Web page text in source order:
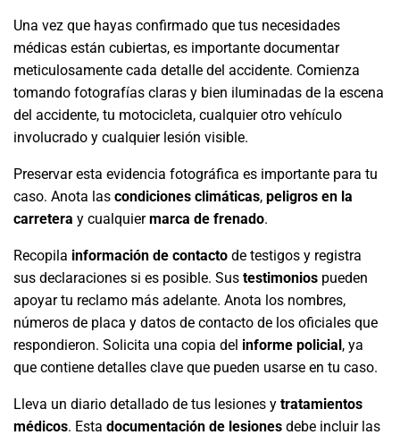
Una vez que hayas confirmado que tus necesidades
médicas están cubiertas, es importante documentar
meticulosamente cada detalle del accidente. Comienza
tomando fotografías claras y bien iluminadas de la escena
del accidente, tu motocicleta, cualquier otro vehículo
involucrado y cualquier lesión visible.
Preservar esta evidencia fotográfica es importante para tu
caso. Anota las condiciones climáticas, peligros en la
carretera y cualquiermarca de frenado.
Recopila información de contacto de testigos y registra
sus declaraciones si es posible. Sus testimonios pueden
apoyar tu reclamo más adelante. Anota los nombres,
números de placa y datos de contacto de los oficiales que
respondieron. Solicita una copia del informe policial, ya
que contiene detalles clave que pueden usarse en tu caso.
Lleva un diario detallado de tus lesiones y tratamientos
médicos. Esta documentación de lesiones debe incluir las